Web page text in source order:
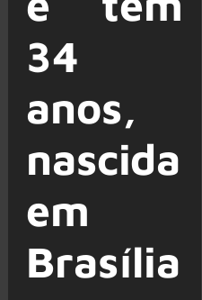
34
anos,
nascida
em
Brasília